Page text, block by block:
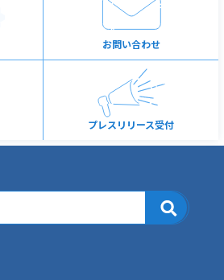
お問い合わせ
プレスリリース受付